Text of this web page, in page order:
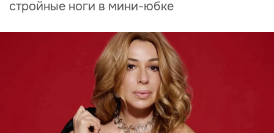
стройные ноги в мини-юбке